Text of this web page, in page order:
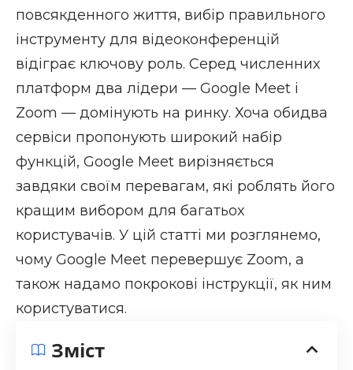
повсякденного життя, вибір правильного
інструменту для відеоконференцій
відіграє ключову роль. Серед численних
платформ два лідери — Google Meet і
Zoom — домінують на ринку. Хоча обидва
сервіси пропонують широкий набір
функцій, Google Meet вирізняється
завдяки своїм перевагам, які роблять його
кращим вибором для багатьох
користувачів. У цій статті ми розглянемо,
чому Google Meet перевершує Zoom, а
також надамо покрокові інструкції, як ним
користуватися.
Зміст